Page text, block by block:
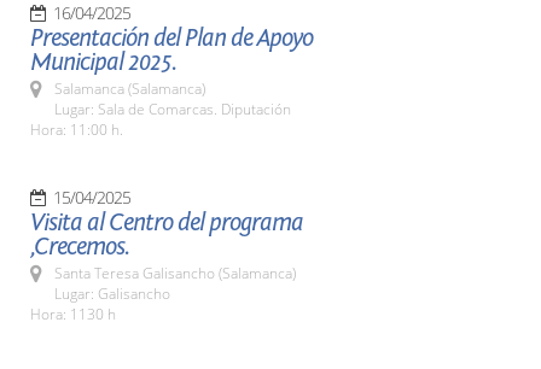
16/04/2025
Presentación del Plan de Apoyo
Municipal 2025.
Salamanca (Salamanca)
Lugar: Sala de Comarcas. Diputación
Hora: 11:00 h.
15/04/2025
Visita al Centro del programa
,Crecemos.
Santa Teresa Galisancho (Salamanca)
Lugar: Galisancho
Hora: 1130 h